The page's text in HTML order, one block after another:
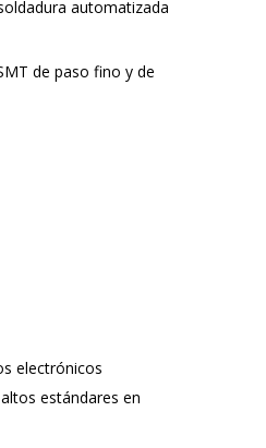
automatizada
de paso fino y de
electrónicos
estándares en